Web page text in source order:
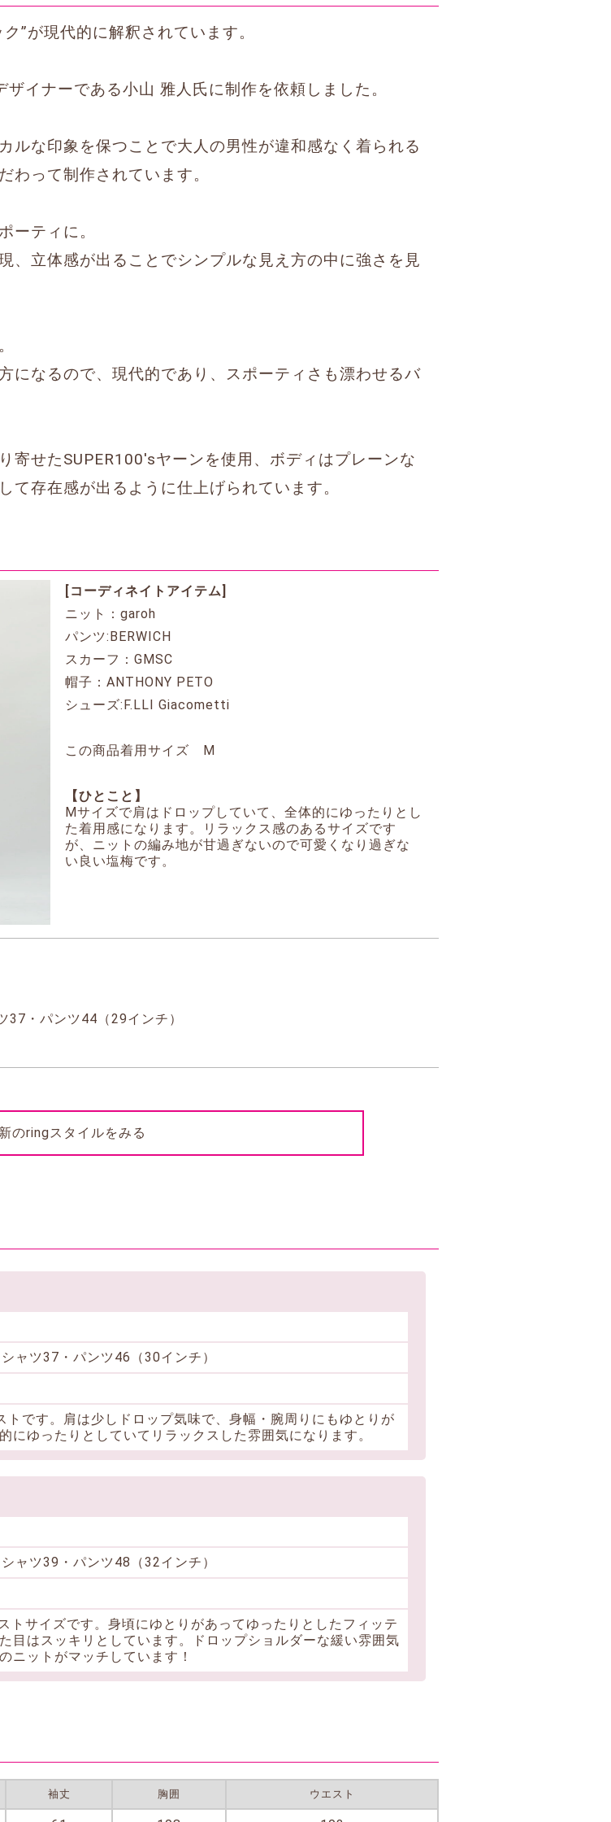
”が現代的に解釈されています。
ザイナーである小山 雅人氏に制作を依頼しました。
ルな印象を保つことで大人の男性が違和感なく着られる
わって制作されています。
ーティに。
、立体感が出ることでシンプルな見え方の中に強さを見
になるので、現代的であり、スポーティさも漂わせるバ
寄せたSUPER100'sヤーンを使用、ボディはプレーンな
存在感が出るように仕上げられています。
[コーディネイトアイテム]
ニット：garoh
パンツ:BERWICH
スカーフ：GMSC
帽子：ANTHONY PETO
シューズ:F.LLI Giacometti
この商品着用サイズ M
【ひとこと】
Mサイズで肩はドロップしていて、全体的にゆったりとし
た着用感になります。リラックス感のあるサイズです
が、ニットの編み地が甘過ぎないので可愛くなり過ぎな
い良い塩梅です。
・パンツ44（29インチ）
のringスタイルをみる
ャツ37・パンツ46（30インチ）
トです。肩は少しドロップ気味で、身幅・腕周りにもゆとりが
にゆったりとしていてリラックスした雰囲気になります。
ャツ39・パンツ48（32インチ）
トサイズです。身頃にゆとりがあってゆったりとしたフィッテ
目はスッキリとしています。ドロップショルダーな緩い雰囲気
ニットがマッチしています！
袖丈 胸囲 ウエスト